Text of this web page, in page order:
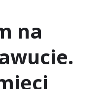
na